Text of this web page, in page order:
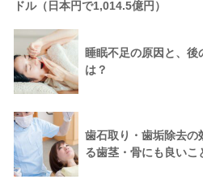
ドル（日本円で1,014.5億円）
睡眠不足の原因と、
は？
歯石取り・歯垢除去の
る歯茎・骨にも良いこ